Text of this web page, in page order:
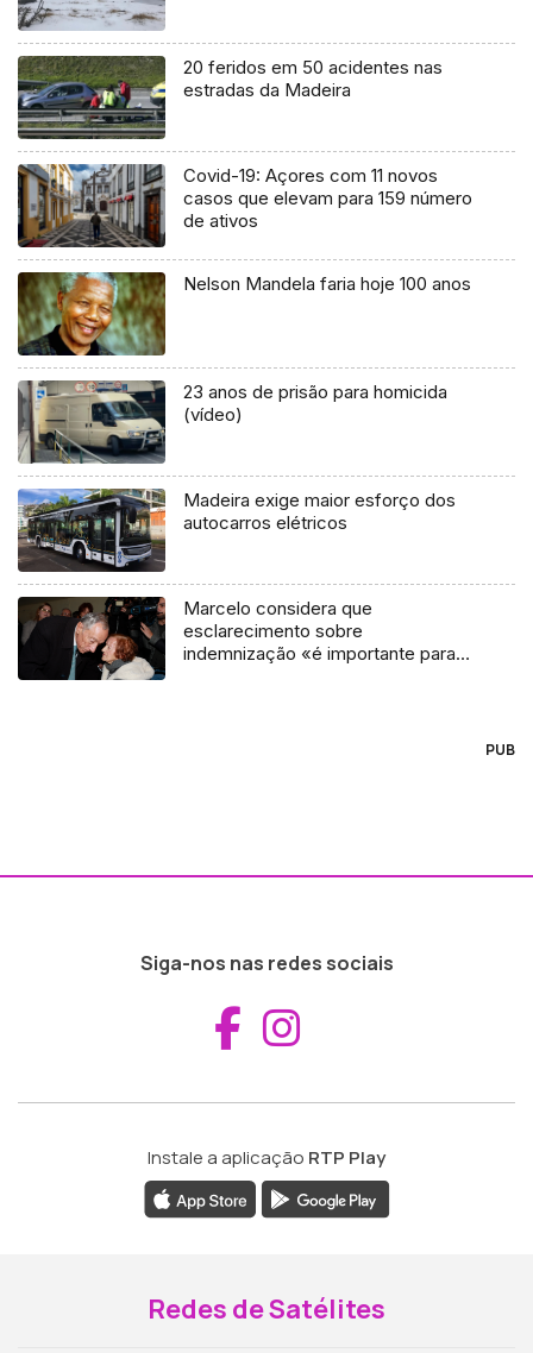
20 feridos em 50 acidentes nas
estradas da Madeira
Covid-19: Açores com 11 novos
casos que elevam para 159 número
de ativos
Nelson Mandela faria hoje 100 anos
23 anos de prisão para homicida
(vídeo)
Madeira exige maior esforço dos
autocarros elétricos
Marcelo considera que
esclarecimento sobre
indemnização «é importante para
PUB
Siga-nos nas redes sociais
Aceder ao
Instale a aplicação RTP Play
Redes de Satélites